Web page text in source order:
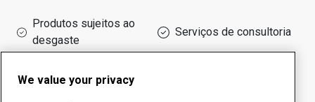
Produtos sujeitos ao
desgaste
Serviços de consultoria
de funcionamento
We value your privacy